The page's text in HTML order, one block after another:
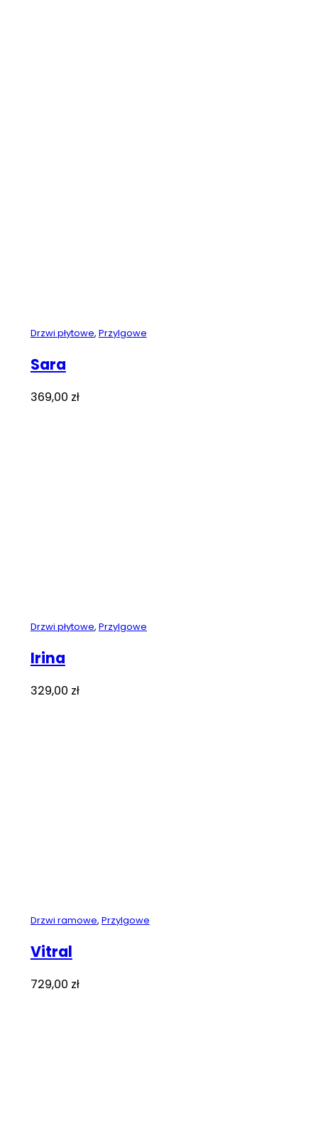
Drzwi płytowe, Przylgowe
Sara
369,00 zł
Drzwi płytowe, Przylgowe
Irina
329,00 zł
Drzwi ramowe, Przylgowe
Vitral
729,00 zł